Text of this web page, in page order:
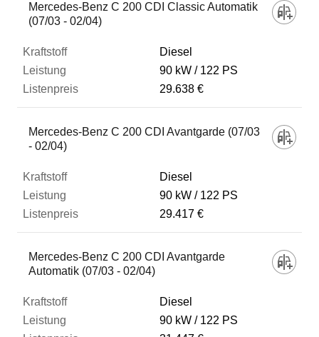
Mercedes-Benz C 200 CDI Classic Automatik
(07/03 - 02/04)
Diesel
90 kW
122 PS
29.638 €
Mercedes-Benz C 200 CDI Avantgarde (07/03
- 02/04)
Diesel
90 kW
122 PS
29.417 €
Mercedes-Benz C 200 CDI Avantgarde
Automatik (07/03 - 02/04)
Diesel
90 kW
122 PS